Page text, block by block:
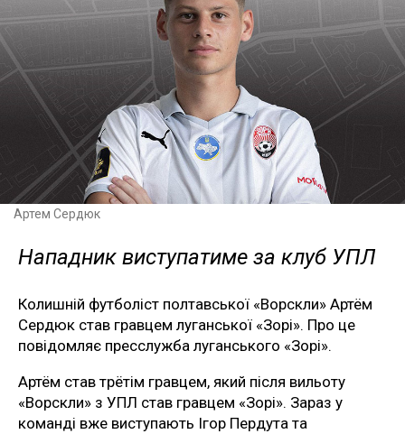
Артем Сердюк
Нападник виступатиме за клуб УПЛ
Колишній футболіст полтавської «Ворскли» Артём
Сердюк став гравцем луганської «Зорі». Про це
повідомляє пресслужба луганського «Зорі».
Артём став трётім гравцем, який після вильоту
«Ворскли» з УПЛ став гравцем «Зорі». Зараз у
команді вже виступають Ігор Пердута та